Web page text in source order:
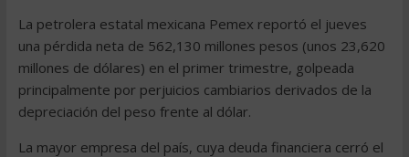
La petrolera estatal mexicana Pemex reportó el jueves
una pérdida neta de 562,130 millones pesos (unos 23,620
millones de dólares) en el primer trimestre, golpeada
principalmente por perjuicios cambiarios derivados de la
depreciación del peso frente al dólar.
La mayor empresa del país, cuya deuda financiera cerró el